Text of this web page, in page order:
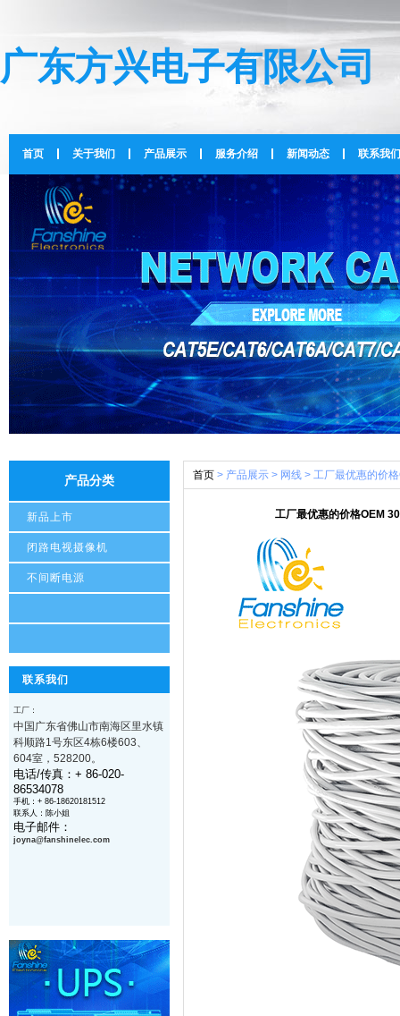
广东方兴电子有限公司
首页 关于我们 产品展示 服务介绍 新闻动态 联系我们
产品分类
新品上市
闭路电视摄像机
不间断电源
联系我们
工厂：
中国广东省佛山市南海区里水镇
科顺路1号东区4栋6楼603、
604室 ，528200。
电话/传真：+ 86-020-
86534078
手机：+ 86-18620181512
联系人：陈小姐
电子邮件：
joyna@fanshinelec.com
首页 > 产品展示 > 网线 > 工厂最优惠的价
工厂最优惠的价格OEM